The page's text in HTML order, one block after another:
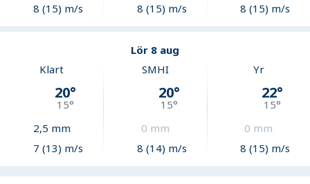
8 (15) m/s
8 (15) m/s
8 (15) m/s
Lör 8 aug
Klart
20°
15°
2,5 mm
7 (13) m/s
SMHI
20°
15°
0 mm
8 (14) m/s
Yr
22°
15°
0 mm
8 (15) m/s